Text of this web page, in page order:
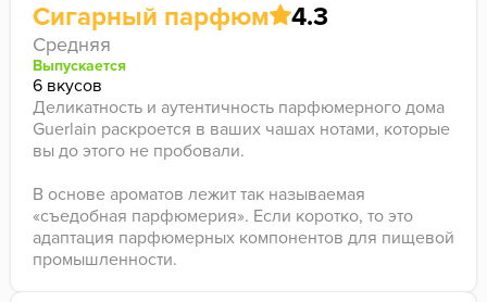
Сигарный парфюм 4.3
Средняя
Выпускается
6 вкусов
Деликатность и аутентичность парфюмерного дома
Guerlain раскроется в ваших чашах нотами, которые
вы до этого не пробовали.
В основе ароматов лежит так называемая
«съедобная парфюмерия». Если коротко, то это
адаптация парфюмерных компонентов для пищевой
промышленности.